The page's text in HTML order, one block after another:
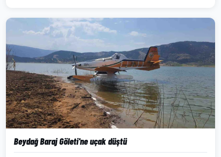
Beydağ Baraj Göleti'ne uçak düştü